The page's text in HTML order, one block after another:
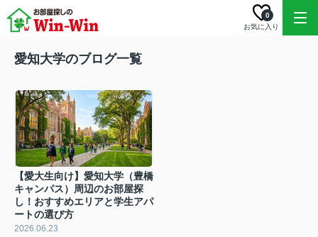
お気に入り
0
愛知大学のブログ一覧
【愛大生向け】愛知大学（豊橋
キャンパス）周辺のお部屋探
し！おすすめエリアと学生アパ
ートの選び方
2026.06.23